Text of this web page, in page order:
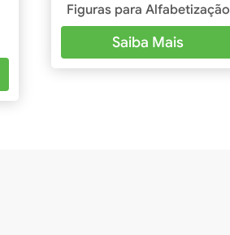
Figuras para Alfabetização
Saiba Mais